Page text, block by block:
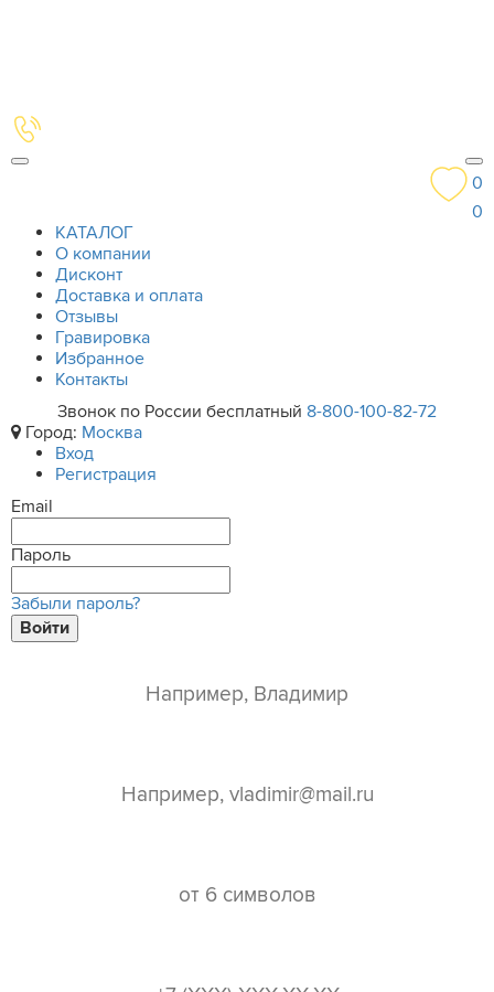
0
0
КАТАЛОГ
О компании
Дисконт
Доставка и оплата
Отзывы
Гравировка
Избранное
Контакты
Звонок по России бесплатный 8-800-100-82-72
Город: Москва
Вход
Регистрация
Email
Пароль
Забыли пароль?
Войти